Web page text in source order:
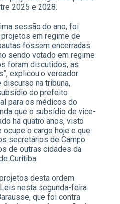
2025 e 2028.
sessão do ano, foi
em regime de
fossem encerradas
sendo votado em regime
foram discutidos, as
explicou o vereador
discurso na tribuna,
do prefeito
para os médicos do
que o subsídio de vice-
há quatro anos, visto
ocupe o cargo hoje e que
secretários de Campo
de outras cidades da
Curitiba.
desta ordem
nesta segunda-feira
que foi contra